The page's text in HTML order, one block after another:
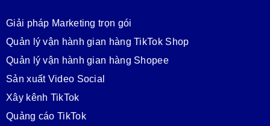
Giải pháp Marketing trọn gói
Quản lý vận hành gian hàng TikTok Shop
Quản lý vận hành gian hàng Shopee
Sản xuất Video Social
Xây kênh TikTok
Quảng cáo TikTok